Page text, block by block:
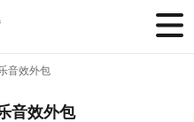
音效外包
音效外包